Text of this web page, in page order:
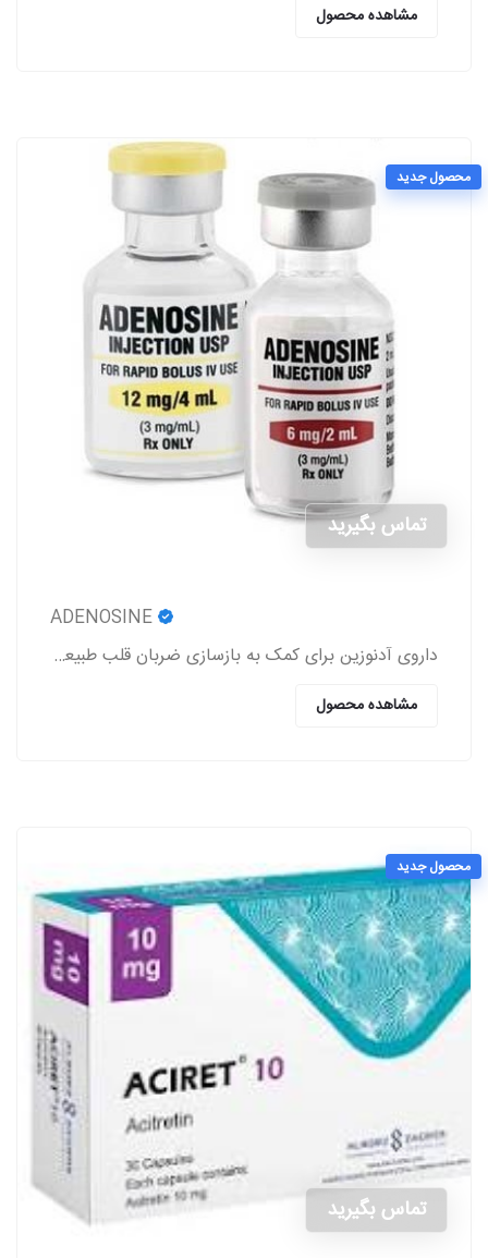
مشاهده محصول
محصول جدید
تماس بگیرید
داروی آدنوزین برای کمک به بازسازی ضربان قلب طبیعی در افرادی که دارای اختلالات ریتم قلب هستند، استفاده می‌شود.
مشاهده محصول
محصول جدید
تماس بگیرید